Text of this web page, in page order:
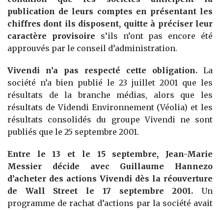
publication de leurs comptes en présentant les
chiffres dont ils disposent, quitte à préciser leur
caractère provisoire s’ils n’ont pas encore été
approuvés par le conseil d’administration.
Vivendi n’a pas respecté cette obligation. La
société n’a bien publié le 23 juillet 2001 que les
résultats de la branche médias, alors que les
résultats de Videndi Environnement (Véolia) et les
résultats consolidés du groupe Vivendi ne sont
publiés que le 25 septembre 2001.
Entre le 13 et le 15 septembre, Jean-Marie
Messier décide avec Guillaume Hannezo
d’acheter des actions Vivendi dès la réouverture
de Wall Street le 17 septembre 2001. Un
programme de rachat d’actions par la société avait